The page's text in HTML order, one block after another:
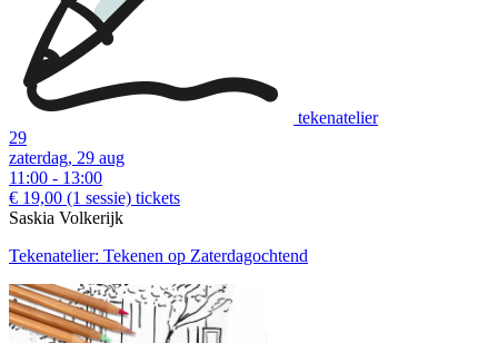
tekenatelier
29
zaterdag, 29 aug
11:00 - 13:00
€ 19,00 (1 sessie) tickets
Saskia Volkerijk
Tekenatelier: Tekenen op Zaterdagochtend